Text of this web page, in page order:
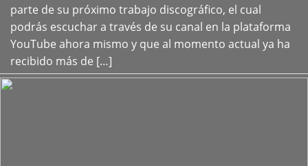
parte de su próximo trabajo discográfico, el cual
podrás escuchar a través de su canal en la plataforma
YouTube ahora mismo y que al momento actual ya ha
recibido más de […]